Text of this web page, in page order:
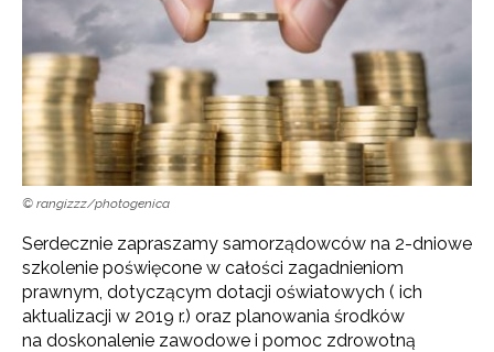
© rangizzz/photogenica
Serdecznie zapraszamy samorządowców na 2-dniowe
szkolenie poświęcone w całości zagadnieniom
prawnym, dotyczącym dotacji oświatowych ( ich
aktualizacji w 2019 r.) oraz planowania środków
na doskonalenie zawodowe i pomoc zdrowotną